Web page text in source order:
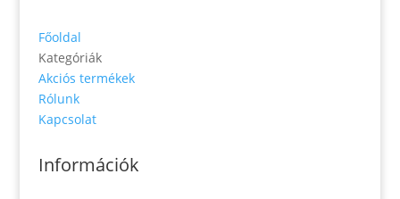
Főoldal
Kategóriák
Akciós termékek
Rólunk
Kapcsolat
Információk